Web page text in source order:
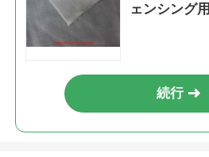
ェンシング
続行